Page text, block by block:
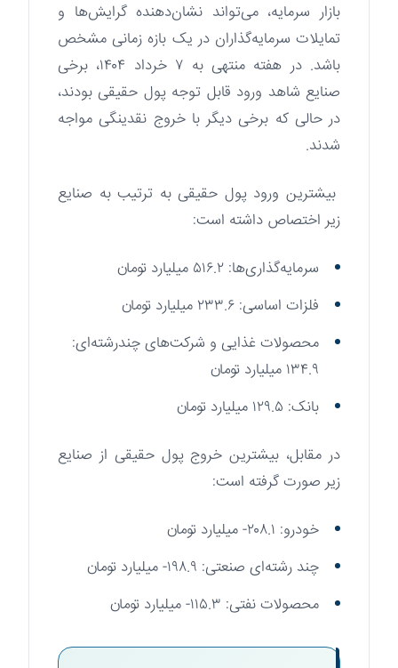
بازار سرمایه، می‌تواند نشان‌دهنده گرایش‌ها و
تمایلات سرمایه‌گذاران در یک بازه زمانی مشخص
باشد. در هفته منتهی به ۷ خرداد ۱۴۰۴، برخی
صنایع شاهد ورود قابل توجه پول حقیقی بودند،
در حالی که برخی دیگر با خروج نقدینگی مواجه
شدند.
بیشترین ورود پول حقیقی به ترتیب به صنایع
زیر اختصاص داشته است:
سرمایه‌گذاری‌ها: ۵۱۶.۲ میلیارد تومان
فلزات اساسی: ۲۳۳.۶ میلیارد تومان
محصولات غذایی و شرکت‌های چندرشته‌ای:
۱۳۴.۹ میلیارد تومان
بانک: ۱۲۹.۵ میلیارد تومان
در مقابل، بیشترین خروج پول حقیقی از صنایع
زیر صورت گرفته است:
خودرو: ۲۰۸.۱- میلیارد تومان
چند رشته‌ای صنعتی: ۱۹۸.۹- میلیارد تومان
محصولات نفتی: ۱۱۵.۳- میلیارد تومان